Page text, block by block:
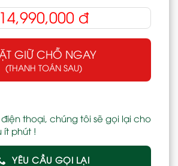
14,990,000 đ
GIỮ CHỖ NGAY
(THANH TOÁN SAU)
thoại, chúng tôi sẽ gọi lại cho
ít phút !
YÊU CẦU GỌI LẠI